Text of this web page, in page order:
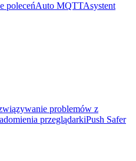
poleceńAuto MQTTAsystent
problemów z
przeglądarkiPush Safer